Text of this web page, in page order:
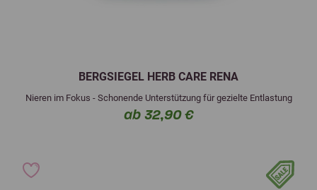
BERGSIEGEL HERB CARE RENA
Nieren im Fokus - Schonende Unterstützung für gezielte Entlastung
ab 32,90 €